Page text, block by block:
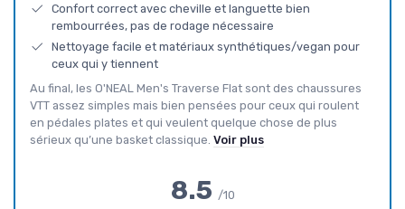
Confort correct avec cheville et languette bien
rembourrées, pas de rodage nécessaire
Nettoyage facile et matériaux synthétiques/vegan pour
ceux qui y tiennent
Au final, les O'NEAL Men's Traverse Flat sont des chaussures
VTT assez simples mais bien pensées pour ceux qui roulent
en pédales plates et qui veulent quelque chose de plus
sérieux qu’une basket classique. Voir plus
8.5 /10